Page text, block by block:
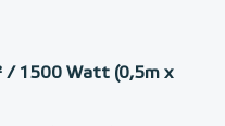
/ 1500 Watt (0,5m x